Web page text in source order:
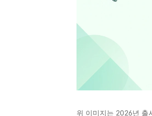
위 이미지는 2026년 출